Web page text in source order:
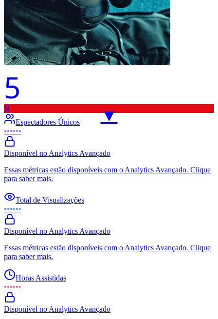
5
▼
N
Espectadores Únicos
••••••
Disponível no Analytics Avançado
Essas métricas estão disponíveis com o Analytics Avançado. Clique
para saber mais.
Total de Visualizações
••••••
Disponível no Analytics Avançado
Essas métricas estão disponíveis com o Analytics Avançado. Clique
para saber mais.
Horas Assistidas
••••••
Disponível no Analytics Avançado